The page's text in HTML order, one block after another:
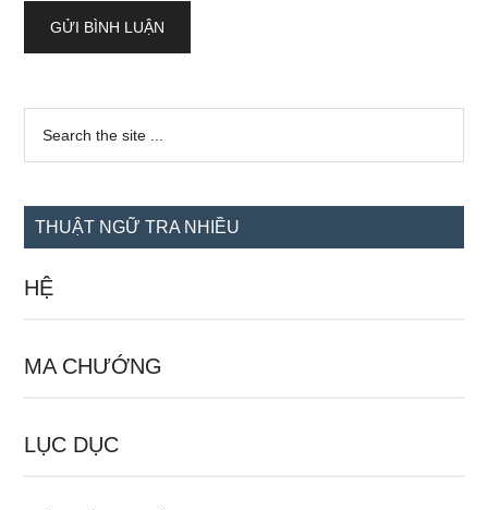
Sidebar
chính
...
THUẬT NGỮ TRA NHIỀU
HỆ
MA CHƯỚNG
LỤC DỤC